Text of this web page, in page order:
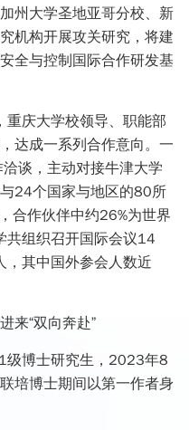
州大学圣地亚哥分校、新
机构开展攻关研究，将建
全与控制国际合作研发基
庆大学校领导、职能部
达成一系列合作意向。一
谈，主动对接牛津大学
24个国家与地区的80所
合作伙伴中约26%为世界
组织召开国际会议14
其中国外参会人数近
来“双向奔赴”
级博士研究生，2023年8
培博士期间以第一作者身